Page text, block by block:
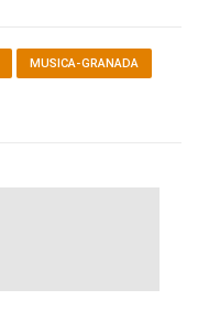
MUSICA-GRANADA